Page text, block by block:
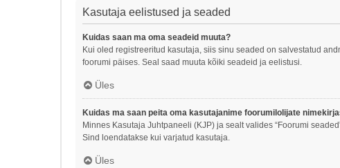
Kasutaja eelistused ja seaded
Kuidas saan ma oma seadeid muuta?
Kui oled registreeritud kasutaja, siis sinu seaded on salvestatud
foorumi päises. Seal saad muuta kõiki seadeid ja eelistusi.
Üles
Kuidas ma saan peita oma kasutajanime foorumilolijate
Minnes Kasutaja Juhtpaneeli (KJP) ja sealt valides “Foorumi
Sind loendatakse kui varjatud kasutaja.
Üles